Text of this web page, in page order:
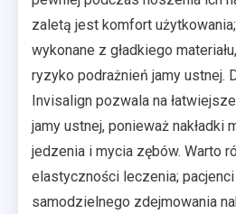
zaletą jest komfort użytkowania;
wykonane z gładkiego
ryzyko podrażnień jamy ustnej.
Invisalign pozwala na
jamy ustnej, ponieważ nakładki
jedzenia i mycia zębów. Warto
elastyczności leczenia;
samodzielnego zdejmowania